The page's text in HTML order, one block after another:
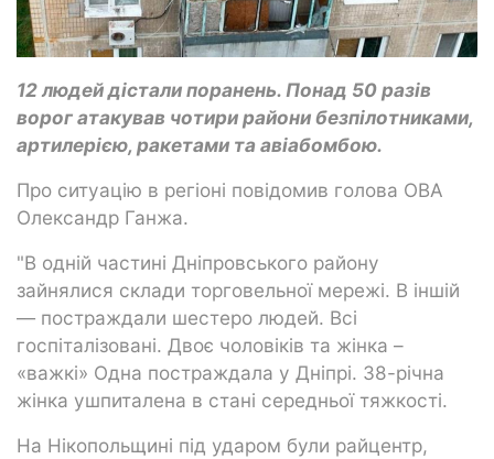
12 людей дістали поранень. Понад 50 разів
ворог атакував чотири райони безпілотниками,
артилерією, ракетами та авіабомбою.
Про ситуацію в регіоні повідомив голова ОВА
Олександр Ганжа.
"В одній частині Дніпровського району
зайнялися склади торговельної мережі. В іншій
— постраждали шестеро людей. Всі
госпіталізовані. Двоє чоловіків та жінка –
«важкі» Одна постраждала у Дніпрі. 38-річна
жінка ушпиталена в стані середньої тяжкості.
На Нікопольщині під ударом були райцентр,